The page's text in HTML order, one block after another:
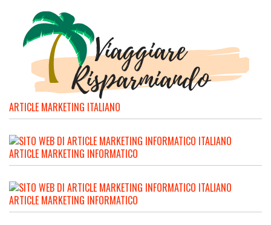
ARTICLE MARKETING ITALIANO
ARTICLE MARKETING INFORMATICO
ARTICLE MARKETING INFORMATICO